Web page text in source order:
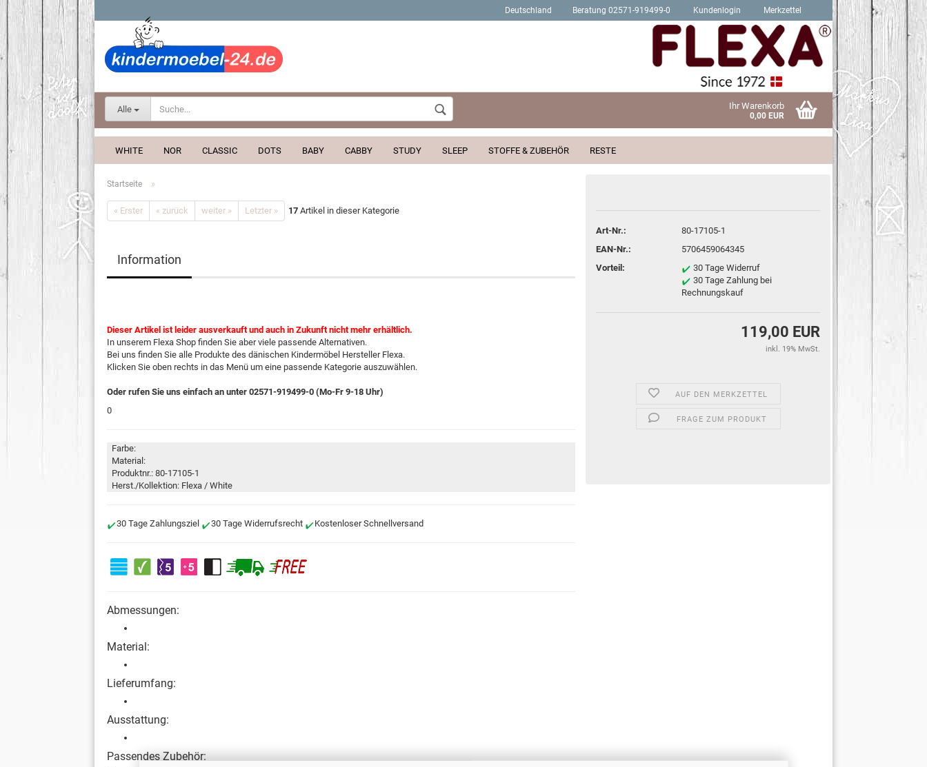
Deutschland Beratung 02571-919499-0 Kundenlogin Merkzettel
Alle Ihr Warenkorb
0,00 EUR
WHITE NOR CLASSIC DOTS BABY CABBY STUDY SLEEP STOFFE & ZUBEHÖR RESTE
Schrauben für Hit Produkte
Startseite »
« Erster « zurück weiter » Letzter » 17 Artikel in dieser Kategorie
Art-Nr.:
80-17105-1
EAN-Nr.:
5706459064345
Vorteil:
30 Tage Widerruf
30 Tage Zahlung bei
Rechnungskauf
119,00 EUR
inkl. 19% MwSt.
AUF DEN MERKZETTEL
FRAGE ZUM PRODUKT
Information
Dieser Artikel ist leider ausverkauft und auch in Zukunft nicht mehr erhältlich.
In unserem Flexa Shop finden Sie aber viele passende Alternativen.
Bei uns finden Sie alle Produkte des dänischen Kindermöbel Hersteller Flexa.
Klicken Sie oben rechts in das Menü um eine passende Kategorie auszuwählen.
Oder rufen Sie uns einfach an unter 02571-919499-0 (Mo-Fr 9-18 Uhr)
0
Farbe:
Material:
Produktnr.: 80-17105-1
Herst./Kollektion: Flexa / White
30 Tage Zahlungsziel 30 Tage Widerrufsrecht Kostenloser Schnellversand
Abmessungen:
Material:
Lieferumfang:
Ausstattung:
Passendes Zubehör: